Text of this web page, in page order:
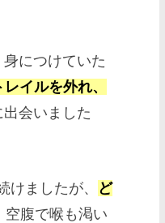
身につけていた
イルを外れ、
会いました
ましたが、
ど
空腹で喉も渇い